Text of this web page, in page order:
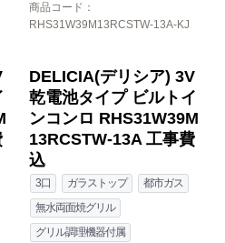
商品コード ：
RHS31W39M13RCSTW-13A-KJ
DELICIA(デリシア) 3V